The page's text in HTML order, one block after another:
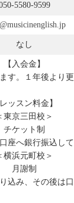
5580-9599
なし
【入会金】
す。１年後より
レッスン料金】
東京三田校＞
チケット制
座へ銀行振込して
横浜元町校＞
月謝制
込み、その後は